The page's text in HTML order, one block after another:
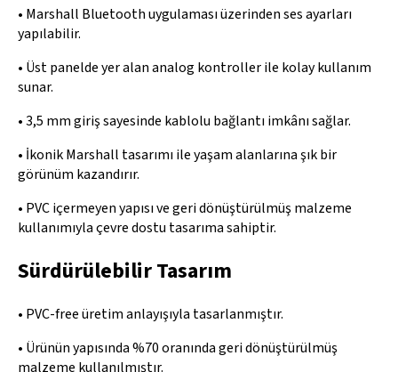
• Marshall Bluetooth uygulaması üzerinden ses ayarları
yapılabilir.
• Üst panelde yer alan analog kontroller ile kolay kullanım
sunar.
• 3,5 mm giriş sayesinde kablolu bağlantı imkânı sağlar.
• İkonik Marshall tasarımı ile yaşam alanlarına şık bir
görünüm kazandırır.
• PVC içermeyen yapısı ve geri dönüştürülmüş malzeme
kullanımıyla çevre dostu tasarıma sahiptir.
Sürdürülebilir Tasarım
• PVC-free üretim anlayışıyla tasarlanmıştır.
• Ürünün yapısında %70 oranında geri dönüştürülmüş
malzeme kullanılmıştır.